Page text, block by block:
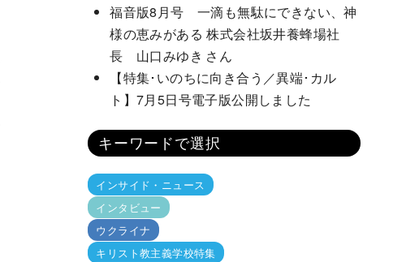
福音版8月号 一滴も無駄にできない、神
様の恵みがある 株式会社坂井養蜂場社
長 山口みゆき さん
【特集･いのちに向き合う／異端･カル
ト】7月5日号電子版公開しました
キーワードで選択
インサイド・ニュース
インタビュー
ウクライナ
キリスト教主義学校特集